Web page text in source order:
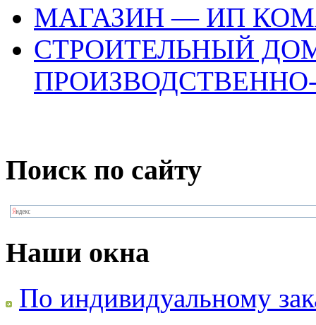
МАГАЗИН — ИП
СТРОИТЕЛЬНЫЙ
Поиск по сайту
Наши окна
По индивидуальному